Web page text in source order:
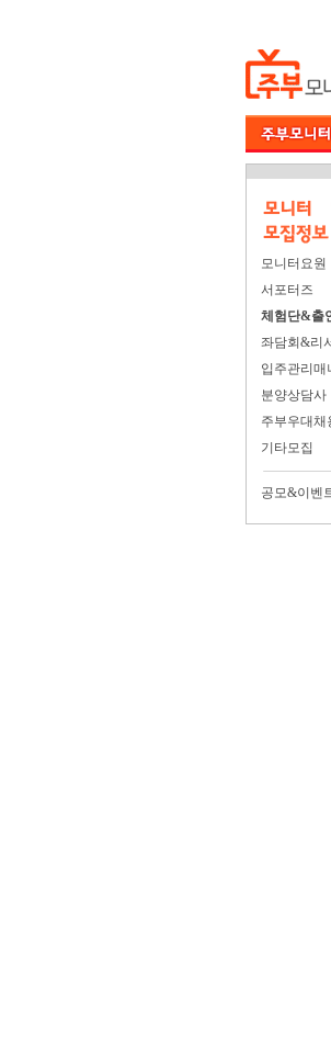
모니터요원
서포터즈
체험단&출
좌담회&리
입주관리매
분양상담사
주부우대채
기타모집
공모&이벤